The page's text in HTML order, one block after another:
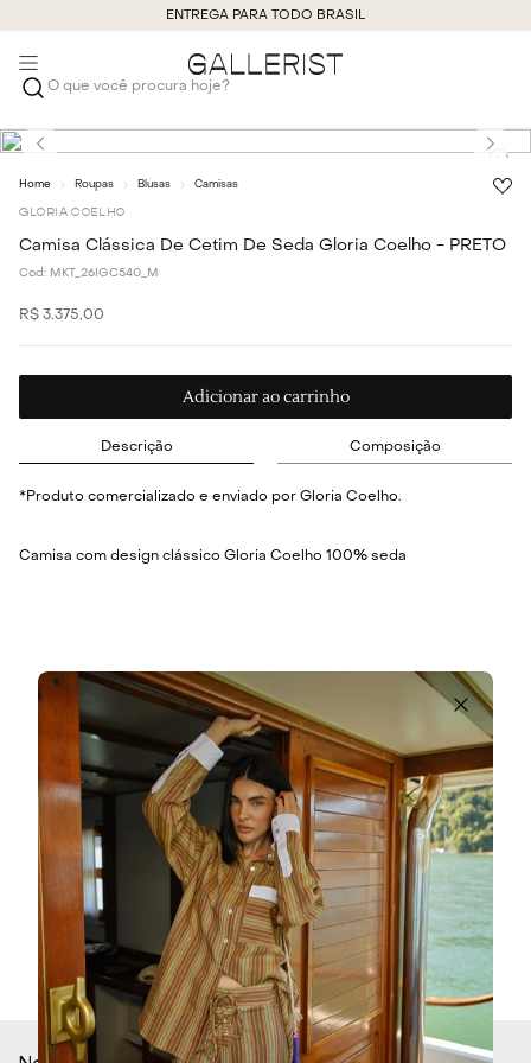
ENTREGA PARA TODO BRASIL
O que você procura hoje?
Roupas Blusas Camisas
GLORIA COELHO
Camisa Clássica De Cetim De Seda Gloria Coelho - PRETO
Cod: MKT_26IGC540_M
R$ 3.375,00
Adicionar ao carrinho
Descrição Composição
*Produto comercializado e enviado por Gloria Coelho.
Camisa com design clássico Gloria Coelho 100% seda